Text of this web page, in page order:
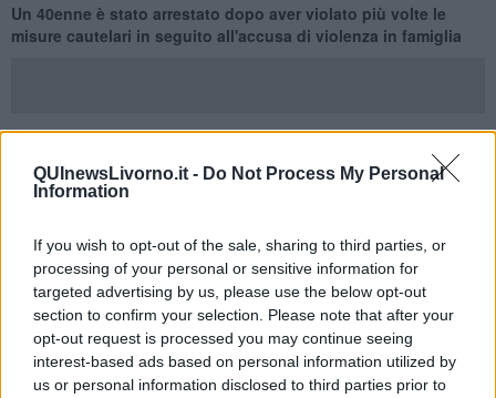
QUInewsLivorno.it - Do Not Process My Personal
Information
If you wish to opt-out of the sale, sharing to third parties, or
processing of your personal or sensitive information for
targeted advertising by us, please use the below opt-out
section to confirm your selection. Please note that after your
opt-out request is processed you may continue seeing
interest-based ads based on personal information utilized by
us or personal information disclosed to third parties prior to
Un 40enne è stato arrestato dopo aver violato più volte le
misure cautelari in seguito all'accusa di violenza in famiglia
LIVORNO —I carabinieri della Stazione di Livorno Porto hanno
arrestato un 40enne livornese sorpreso in fragranza a violare gli
Come riferito dai carabinieri in una nota, l’uomo, sottoposto alla
misura cautelare con braccialetto elettronico per reati di violenza
domestica, è stato sorpreso all’esterno della sua abitazione da una
pattuglia di carabinieri in servizio sul territorio.